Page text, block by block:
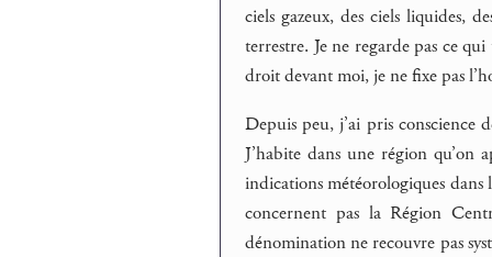
ciels gazeux, des ciels liquides,
terrestre. Je ne regarde pas ce
droit devant moi, je ne fixe pas
Depuis peu, j’ai pris conscience
J’habite dans une région qu’on
indications météorologiques dans
concernent pas la Région
dénomination ne recouvre pas